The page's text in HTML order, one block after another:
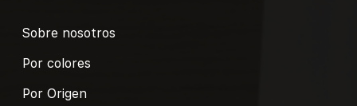
Sobre nosotros
Por colores
Por Origen